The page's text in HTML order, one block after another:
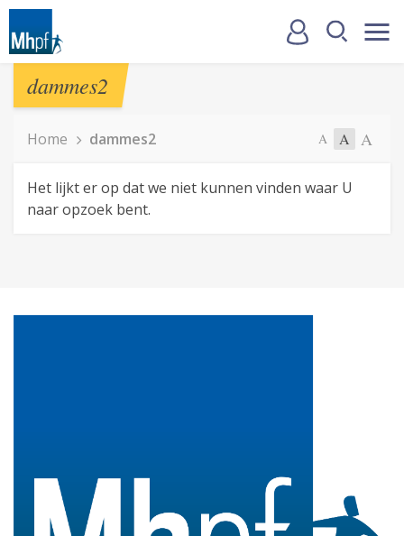
dammes2
Home dammes2 A A A
Het lijkt er op dat we niet kunnen vinden waar U
naar opzoek bent.